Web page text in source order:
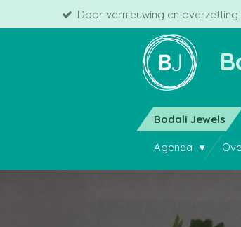
Door vernieuwing en
Bodali Jewels
Agenda